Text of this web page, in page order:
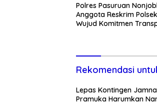
Polres Pasuruan
Anggota Reskrim
Wujud Komitmen
Rekomendasi
Lepas Kontingen
Pramuka Harumkan